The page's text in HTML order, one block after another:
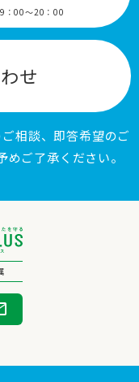
9：00〜20：00
せ
相談、即答希望のご
ご了承ください。